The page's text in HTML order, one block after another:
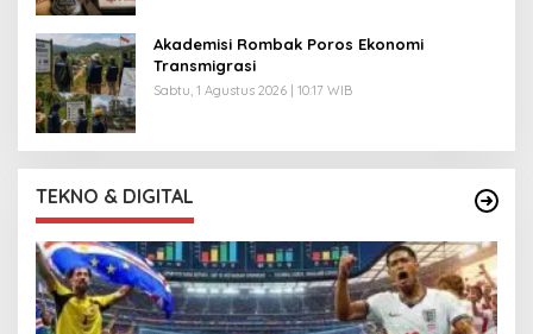
Akademisi Rombak Poros Ekonomi
Transmigrasi
Sabtu, 1 Agustus 2026 | 10:17 WIB
TEKNO & DIGITAL